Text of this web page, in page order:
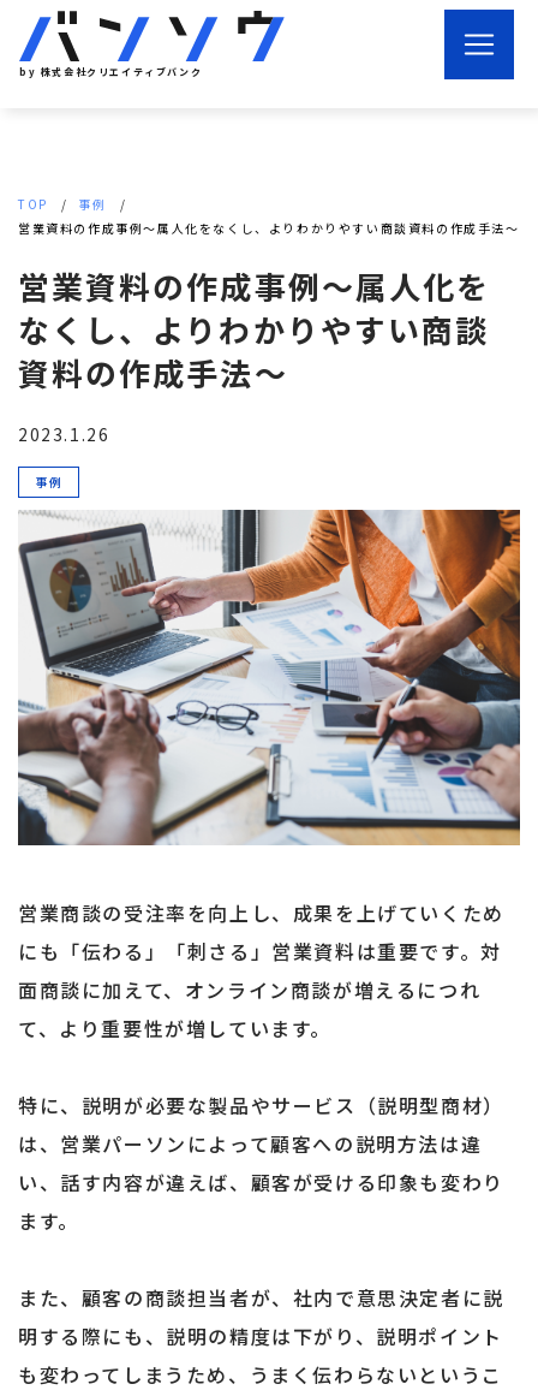
by 株式会社クリエイティブバンク
TOP
事例
営業資料の作成事例～属人化をなくし、よりわかりやすい商談資料の作成手法～
営業資料の作成事例～属人化を
なくし、よりわかりやすい商談
資料の作成手法～
2023.1.26
事例
営業商談の受注率を向上し、成果を上げていくため
にも「伝わる」「刺さる」営業資料は重要です。対
面商談に加えて、オンライン商談が増えるにつれ
て、より重要性が増しています。
特に、説明が必要な製品やサービス（説明型商材）
は、営業パーソンによって顧客への説明方法は違
い、話す内容が違えば、顧客が受ける印象も変わり
ます。
また、顧客の商談担当者が、社内で意思決定者に説
明する際にも、説明の精度は下がり、説明ポイント
も変わってしまうため、うまく伝わらないというこ